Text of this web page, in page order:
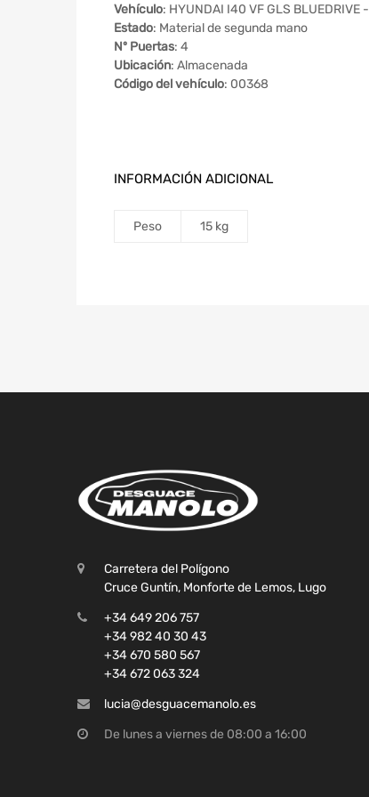
Vehículo: HYUNDAI I40 VF GLS BLUEDRIVE
Estado: Material de segunda mano
Nº Puertas: 4
Ubicación: Almacenada
Código del vehículo: 00368
INFORMACIÓN ADICIONAL
Peso 15 kg
Carretera del Polígono
Cruce Guntín, Monforte de Lemos, Lugo
+34 649 206 757
+34 982 40 30 43
+34 670 580 567
+34 672 063 324
lucia@desguacemanolo.es
De lunes a viernes de 08:00 a 16:00